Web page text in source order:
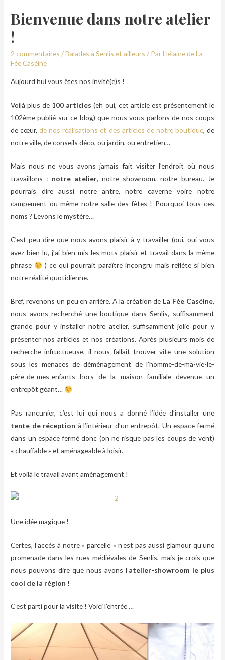
Bienvenue dans notre atelier
!
2 commentaires /Balades à Senlis et ailleurs / ParHélaine de La
Fée Caséine
Aujourd’hui vous êtes nos invité(e)s !
Voilà plus de 100 articles (eh oui, cet article est présentement le
102ème publié sur ce blog) que nous vous parlons de nos coups
de cœur,de nos réalisations et des articles de notre boutique, de
notre ville, de conseils déco, ou jardin, ou entretien…
Mais nous ne vous avons jamais fait visiter l’endroit où nous
travaillons : notre atelier, notre showroom, notre bureau. Je
pourrais dire aussi notre antre, notre caverne voire notre
campement ou même notre salle des fêtes ! Pourquoi tous ces
noms ? Levons le mystère…
C’est peu dire que nous avons plaisir à y travailler (oui, oui vous
avez bien lu, j’ai bien mis les mots plaisir et travail dans la même
phrase
) ce qui pourrait paraître incongru mais reflète si bien
notre réalité quotidienne.
Bref, revenons un peu en arrière. A la création de La Fée Caséine,
nous avons recherché une boutique dans Senlis, suffisamment
grande pour y installer notre atelier, suffisamment jolie pour y
présenter nos articles et nos créations. Après plusieurs mois de
recherche infructueuse, il nous fallait trouver vite une solution
sous les menaces de déménagement de l’homme-de-ma-vie-le-
père-de-mes-enfants hors de la maison familiale devenue un
entrepôt géant…
Pas rancunier, c’est lui qui nous a donné l’idée d’installer une
tente de réception à l’intérieur d’un entrepôt. Un espace fermé
dans un espace fermé donc (on ne risque pas les coups de vent)
« chauffable » et aménageable à loisir.
Et voilà le travail avant aménagement !
Une idée magique !
Certes, l’accès à notre « parcelle » n’est pas aussi glamour qu’une
promenade dans les rues médiévales de Senlis, mais je crois que
nous pouvons dire que nous avons l’atelier-showroom le plus
cool de la région !
C’est parti pour la visite ! Voici l’entrée …